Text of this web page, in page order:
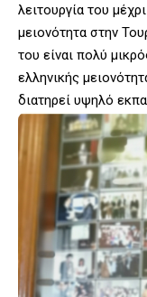
λειτουργία του
μειονότητα στην
του είναι πολύ
ελληνικής
διατηρεί υψηλό